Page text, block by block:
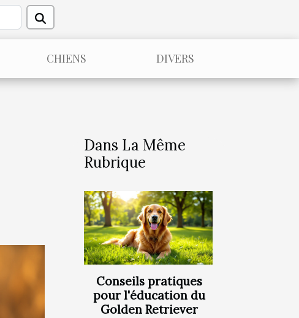
CHIENS DIVERS
Dans La Même
Rubrique
Conseils pratiques
pour l'éducation du
Golden Retriever